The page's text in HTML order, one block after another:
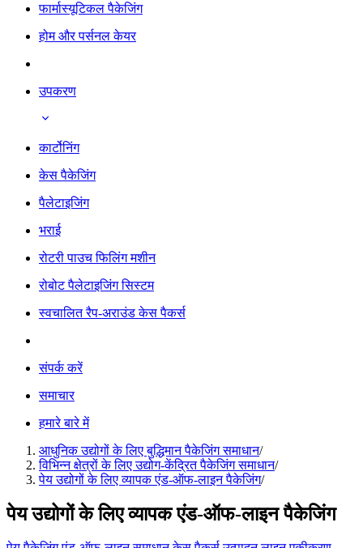
फार्मास्यूटिकल पैकेजिंग
होम और पर्सनल केयर
उपकरण
कार्टोनिंग
केस पैकेजिंग
पैलेटाइजिंग
भराई
रोटरी पाउच फिलिंग मशीन
रोबोट पैलेटाइजिंग सिस्टम
स्वचालित रैप-अराउंड केस पैकर्स
संपर्क करें
समाचार
हमारे बारे में
आधुनिक उद्योगों के लिए बुद्धिमान पैकेजिंग समाधान/
विभिन्न क्षेत्रों के लिए उद्योग-केंद्रित पैकेजिंग समाधान/
पेय उद्योगों के लिए व्यापक एंड-ऑफ-लाइन पैकेजिंग/
पेय उद्योगों के लिए व्यापक एंड-ऑफ-लाइन पैकेजिंग